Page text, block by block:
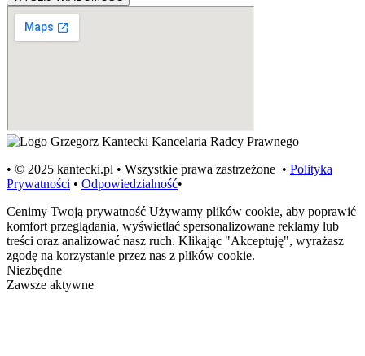
• © 2025 kantecki.pl • Wszystkie prawa zastrzeżone • Polityka
Prywatności • Odpowiedzialność•
Cenimy Twoją prywatność Używamy plików cookie, aby poprawić
komfort przeglądania, wyświetlać spersonalizowane reklamy lub
treści oraz analizować nasz ruch. Klikając "Akceptuję", wyrażasz
zgodę na korzystanie przez nas z plików cookie.
Niezbędne
Zawsze aktywne